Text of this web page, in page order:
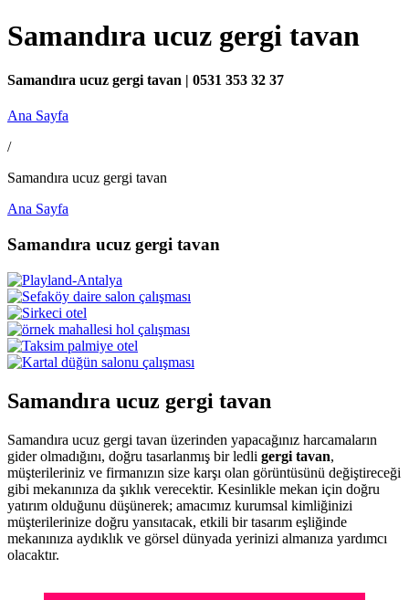
Samandıra ucuz gergi tavan
Samandıra ucuz gergi tavan | 0531 353 32 37
Ana Sayfa
/
Samandıra ucuz gergi tavan
Ana Sayfa
Samandıra ucuz gergi tavan
Samandıra ucuz gergi tavan
Samandıra ucuz gergi tavan üzerinden yapacağınız harcamaların
gider olmadığını, doğru tasarlanmış bir ledli gergi tavan,
müşterileriniz ve firmanızın size karşı olan görüntüsünü değiştireceği
gibi mekanınıza da şıklık verecektir. Kesinlikle mekan için doğru
yatırım olduğunu düşünerek; amacımız kurumsal kimliğinizi
müşterilerinize doğru yansıtacak, etkili bir tasarım eşliğinde
mekanınıza aydıklık ve görsel dünyada yerinizi almanıza yardımcı
olacaktır.